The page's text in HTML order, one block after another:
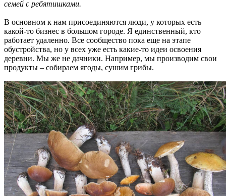
семей с ребятишками.
В основном к нам присоединяются люди, у которых есть
какой-то бизнес в большом городе. Я единственный, кто
работает удаленно. Все сообщество пока еще на этапе
обустройства, но у всех уже есть какие-то идеи освоения
деревни. Мы же не дачники. Например, мы производим свои
продукты – собираем ягоды, сушим грибы.